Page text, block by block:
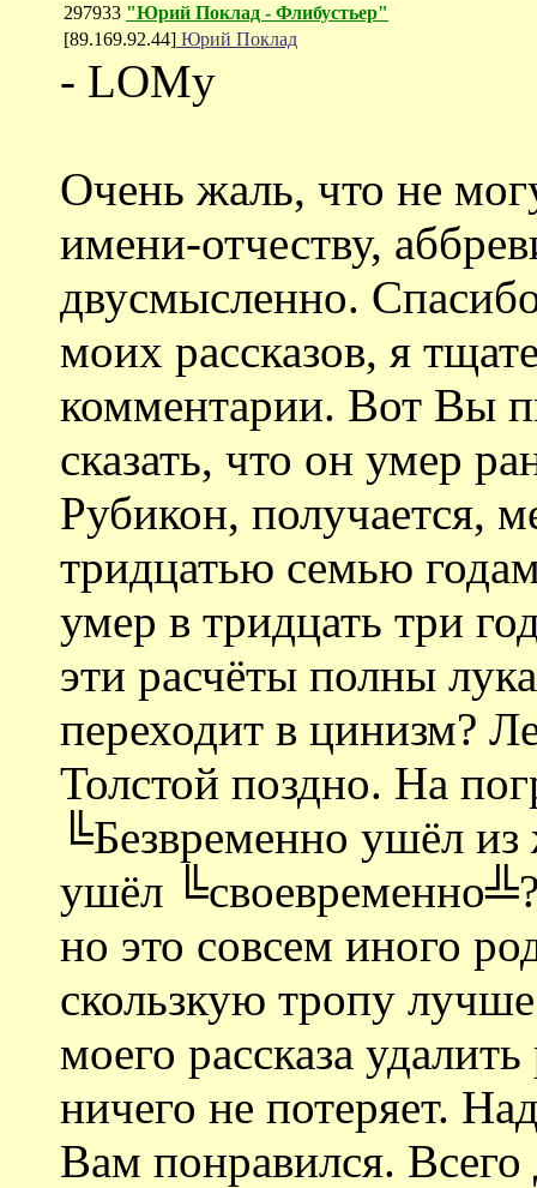
297933 "Юрий Поклад - Флибустьер"
[89.169.92.44] Юрий Поклад
- LOMу
Очень жаль, что не
имени-отчеству,
двусмысленно.
моих рассказов, я
комментарии. Вот Вы
сказать, что он умер
Рубикон, получается,
тридцатью семью
умер в тридцать три
эти расчёты полны
переходит в цинизм?
Толстой поздно. На
╚Безвременно ушёл
ушёл
но это совсем иного
скользкую тропу
моего рассказа
ничего не потеряет.
Вам понравился.